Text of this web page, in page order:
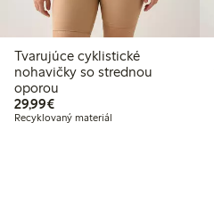
Tvarujúce cyklistické
nohavičky so strednou
oporou
29,99€29,99 €
Recyklovaný materiál